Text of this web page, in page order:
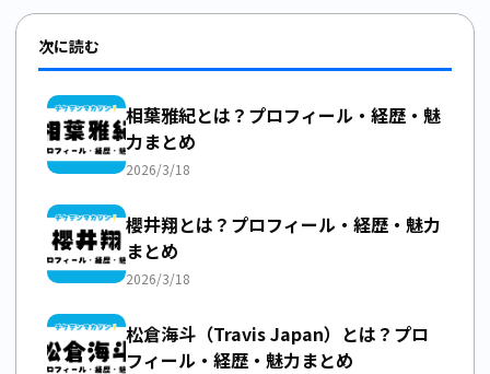
次に読む
相葉雅紀とは？プロフィール・経歴・魅
力まとめ
2026/3/18
櫻井翔とは？プロフィール・経歴・魅力
まとめ
2026/3/18
松倉海斗（Travis Japan）とは？プロ
フィール・経歴・魅力まとめ